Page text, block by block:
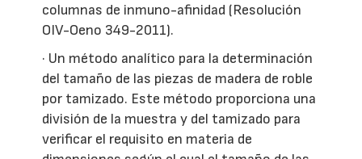
columnas de inmuno-afinidad (Resolución
OIV-Oeno 349-2011).
· Un método analítico para la determinación
del tamaño de las piezas de madera de roble
por tamizado. Este método proporciona una
división de la muestra y del tamizado para
verificar el requisito en materia de